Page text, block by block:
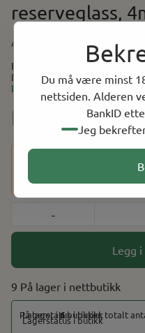
Du må være minst
nettsiden. Alderen
BankID
Jeg
reserveglass,
Art.nr:
Innokin Zenith Minimal reserveglass, 4ml
Minimal tanken. Rommer 4ml.
Les mer
NOK 29.00
Dette produktet har en
du har fullført kjøpet, vil
din ved hjelp av
-
Legg
9 På lager
På lager i6butikker, totalt